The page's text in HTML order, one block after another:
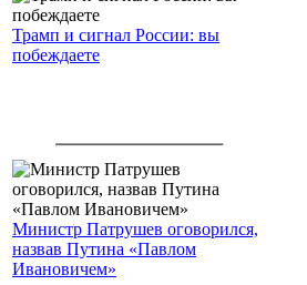
Трамп и сигнал России: вы
побеждаете
Министр Патрушев оговорился,
назвав Путина «Павлом
Ивановичем»